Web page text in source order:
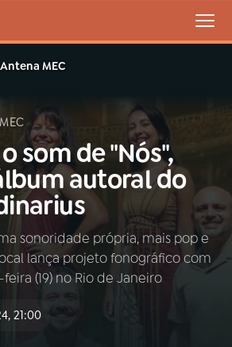
Buscar
AO VIVO
Antena MEC
som de "Nós",
autoral do
sonoridade própria, mais pop e
lança projeto fonográfico com
(19) no Rio de Janeiro
21:00